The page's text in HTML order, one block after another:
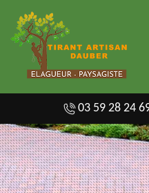
03 59 28 24